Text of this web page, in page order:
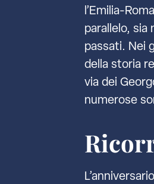
l’Emilia-
parallelo, sia
passati. Nei
della storia
via dei
numerose